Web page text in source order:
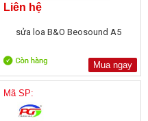
Liên hệ
sửa loa B&O Beosound A5
Mua ngay
Mã SP: